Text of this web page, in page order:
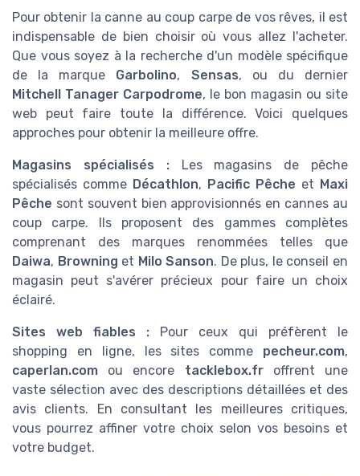
Pour obtenir la canne au coup carpe de vos rêves, il est
indispensable de bien choisir où vous allez l'acheter.
Que vous soyez à la recherche d'un modèle spécifique
de la marque Garbolino, Sensas, ou du dernier
Mitchell Tanager Carpodrome, le bon magasin ou site
web peut faire toute la différence. Voici quelques
approches pour obtenir la meilleure offre.
Magasins spécialisés :Les magasins de pêche
spécialisés comme Décathlon, Pacific Pêche et Maxi
Pêche sont souvent bien approvisionnés en cannes au
coup carpe. Ils proposent des gammes complètes
comprenant des marques renommées telles que
Daiwa, Browning et Milo Sanson. De plus, le conseil en
magasin peut s'avérer précieux pour faire un choix
éclairé.
Sites web fiables : Pour ceux qui préfèrent le
shopping en ligne, les sites comme pecheur.com,
caperlan.com ou encore tacklebox.froffrent une
vaste sélection avec des descriptions détaillées et des
avis clients. En consultant les meilleures critiques,
vous pourrez affiner votre choix selon vos besoins et
votre budget.